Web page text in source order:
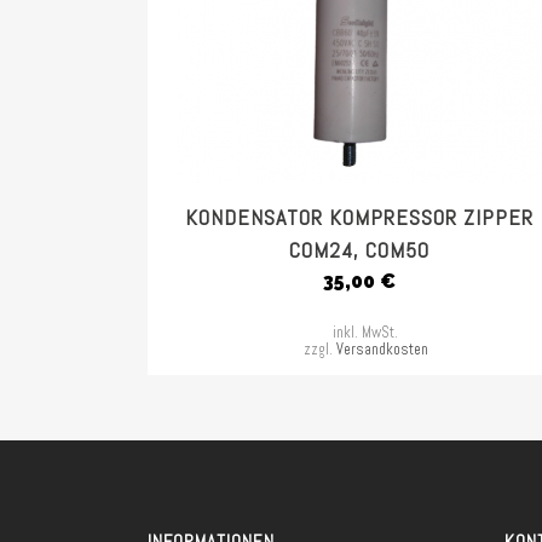
KONDENSATOR KOMPRESSOR ZIPPER
COM24, COM50
35,00 €
inkl. MwSt.
zzgl. Versandkosten